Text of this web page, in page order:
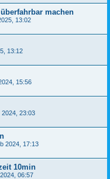
machen
13:02
13:12
15:56
2024, 23:03
2024, 17:13
10min
06:57